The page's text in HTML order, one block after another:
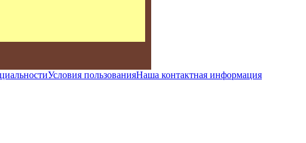
Условия пользованияНаша контактная информация